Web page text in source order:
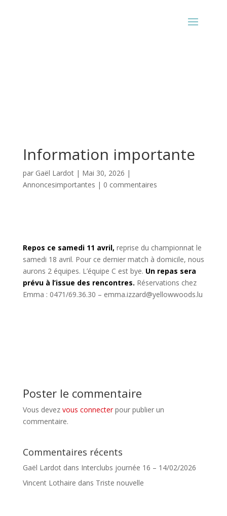
Information importante
par Gaël Lardot| Mai 30, 2026 |
Annoncesimportantes | 0 commentaires
Repos ce samedi 11 avril, reprise du championnat le
samedi 18 avril. Pour ce dernier match à domicile, nous
aurons 2 équipes. L’équipe C est bye. Un repas sera
prévu à l’issue des rencontres. Réservations chez
Emma : 0471/69.36.30 – emma.izzard@yellowwoods.lu
Poster le commentaire
Vous devez vous connecterpour publier un
commentaire.
Commentaires récents
Gaël Lardotdans Interclubs journée 16 – 14/02/2026
Vincent Lothaire dans Triste nouvelle